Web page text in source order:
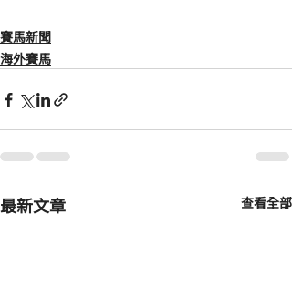
賽馬新聞
海外賽馬
最新文章 查看全部